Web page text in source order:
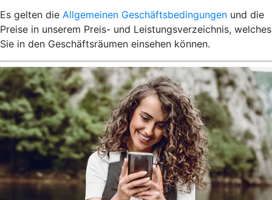
Es gelten die Allgemeinen Geschäftsbedingungen und die
Preise in unserem Preis- und Leistungsverzeichnis, welches
Sie in den Geschäftsräumen einsehen können.